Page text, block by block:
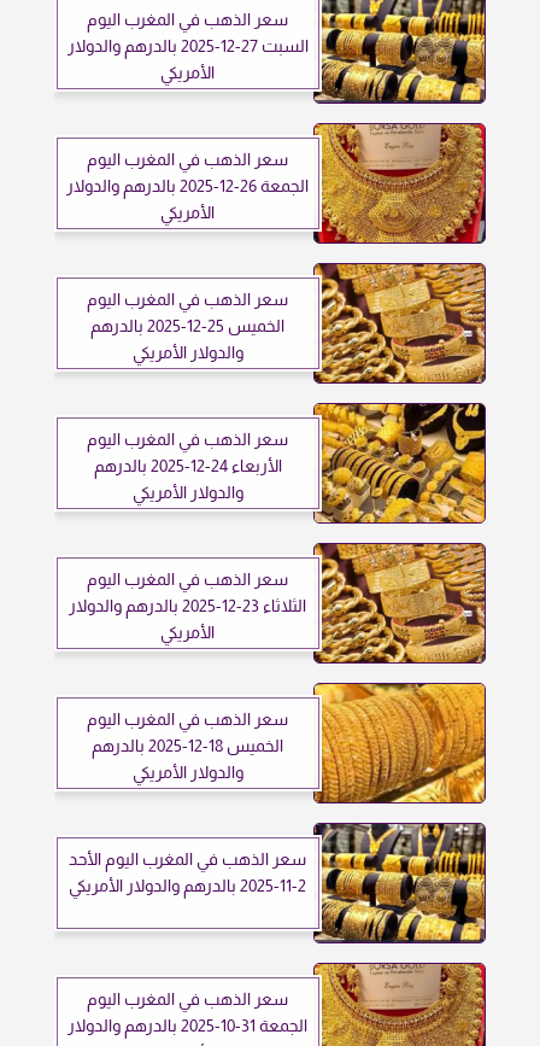
سعر الذهب في المغرب اليوم
السبت 27-12-2025 بالدرهم والدولار
الأمريكي
سعر الذهب في المغرب اليوم
الجمعة 26-12-2025 بالدرهم والدولار
الأمريكي
سعر الذهب في المغرب اليوم
الخميس 25-12-2025 بالدرهم
والدولار الأمريكي
سعر الذهب في المغرب اليوم
الأربعاء 24-12-2025 بالدرهم
والدولار الأمريكي
سعر الذهب في المغرب اليوم
الثلاثاء 23-12-2025 بالدرهم والدولار
الأمريكي
سعر الذهب في المغرب اليوم
الخميس 18-12-2025 بالدرهم
والدولار الأمريكي
سعر الذهب في المغرب اليوم الأحد
2-11-2025 بالدرهم والدولار الأمريكي
سعر الذهب في المغرب اليوم
الجمعة 31-10-2025 بالدرهم والدولار